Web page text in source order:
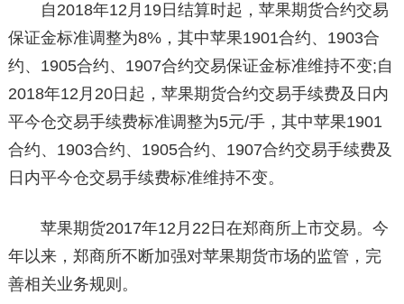
自2018年12月19日结算时起，苹果期货合约交易
保证金标准调整为8%，其中苹果1901合约、1903合
约、1905合约、1907合约交易保证金标准维持不变;自
2018年12月20日起，苹果期货合约交易手续费及日内
平今仓交易手续费标准调整为5元/手，其中苹果1901
合约、1903合约、1905合约、1907合约交易手续费及
日内平今仓交易手续费标准维持不变。
苹果期货2017年12月22日在郑商所上市交易。今
年以来，郑商所不断加强对苹果期货市场的监管，完
善相关业务规则。